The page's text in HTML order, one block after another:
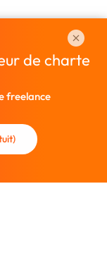
de charte
freelance